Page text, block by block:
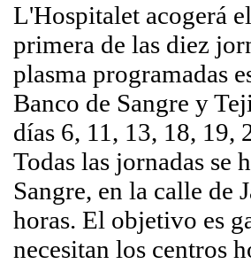
L'Hospitalet acogerá
primera de las diez
plasma programadas
Banco de Sangre y
días 6, 11, 13, 18, 19,
Todas las jornadas se
Sangre, en la calle de
horas. El objetivo es
necesitan los centros